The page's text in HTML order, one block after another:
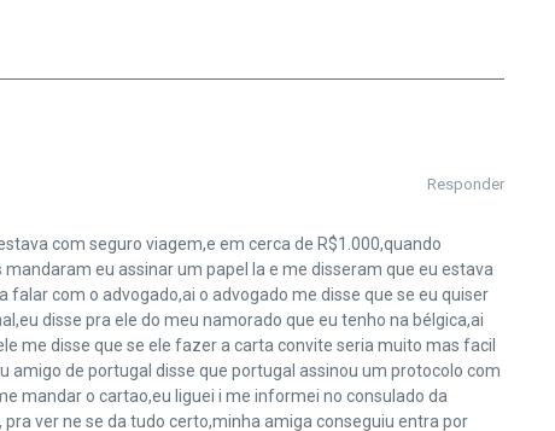
Responder
com seguro viagem,e em cerca de R$1.000,quando
eu assinar um papel la e me disseram que eu estava
com o advogado,ai o advogado me disse que se eu quiser
disse pra ele do meu namorado que eu tenho na bélgica,ai
me disse que se ele fazer a carta convite seria muito mas facil
de portugal disse que portugal assinou um protocolo com
mandar o cartao,eu liguei i me informei no consulado da
ver ne se da tudo certo,minha amiga conseguiu entra por